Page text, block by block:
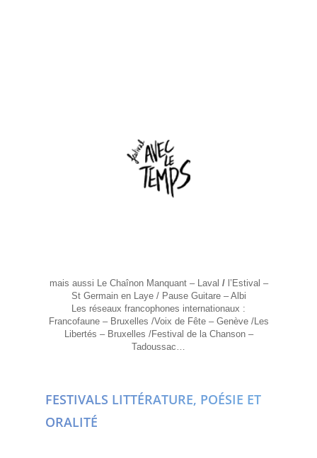
mais aussi Le Chaînon Manquant – Laval / l’Estival –
St Germain en Laye / Pause Guitare – Albi
Les réseaux francophones internationaux :
Francofaune – Bruxelles /Voix de Fête – Genève /Les
Libertés – Bruxelles /Festival de la Chanson –
Tadoussac…
FESTIVALS LITTÉRATURE, POÉSIE ET
ORALITÉ